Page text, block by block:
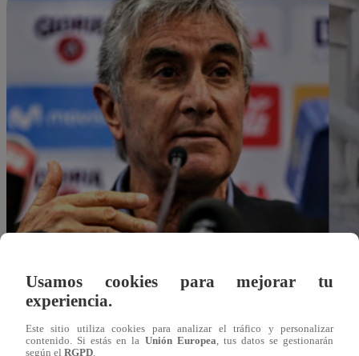
jherrera@latina.pe
Usamos cookies para mejorar tu
experiencia.
Este sitio utiliza cookies para analizar el tráfico y personalizar
contenido. Si estás en la Unión Europea, tus datos se gestionarán
según el RGPD.